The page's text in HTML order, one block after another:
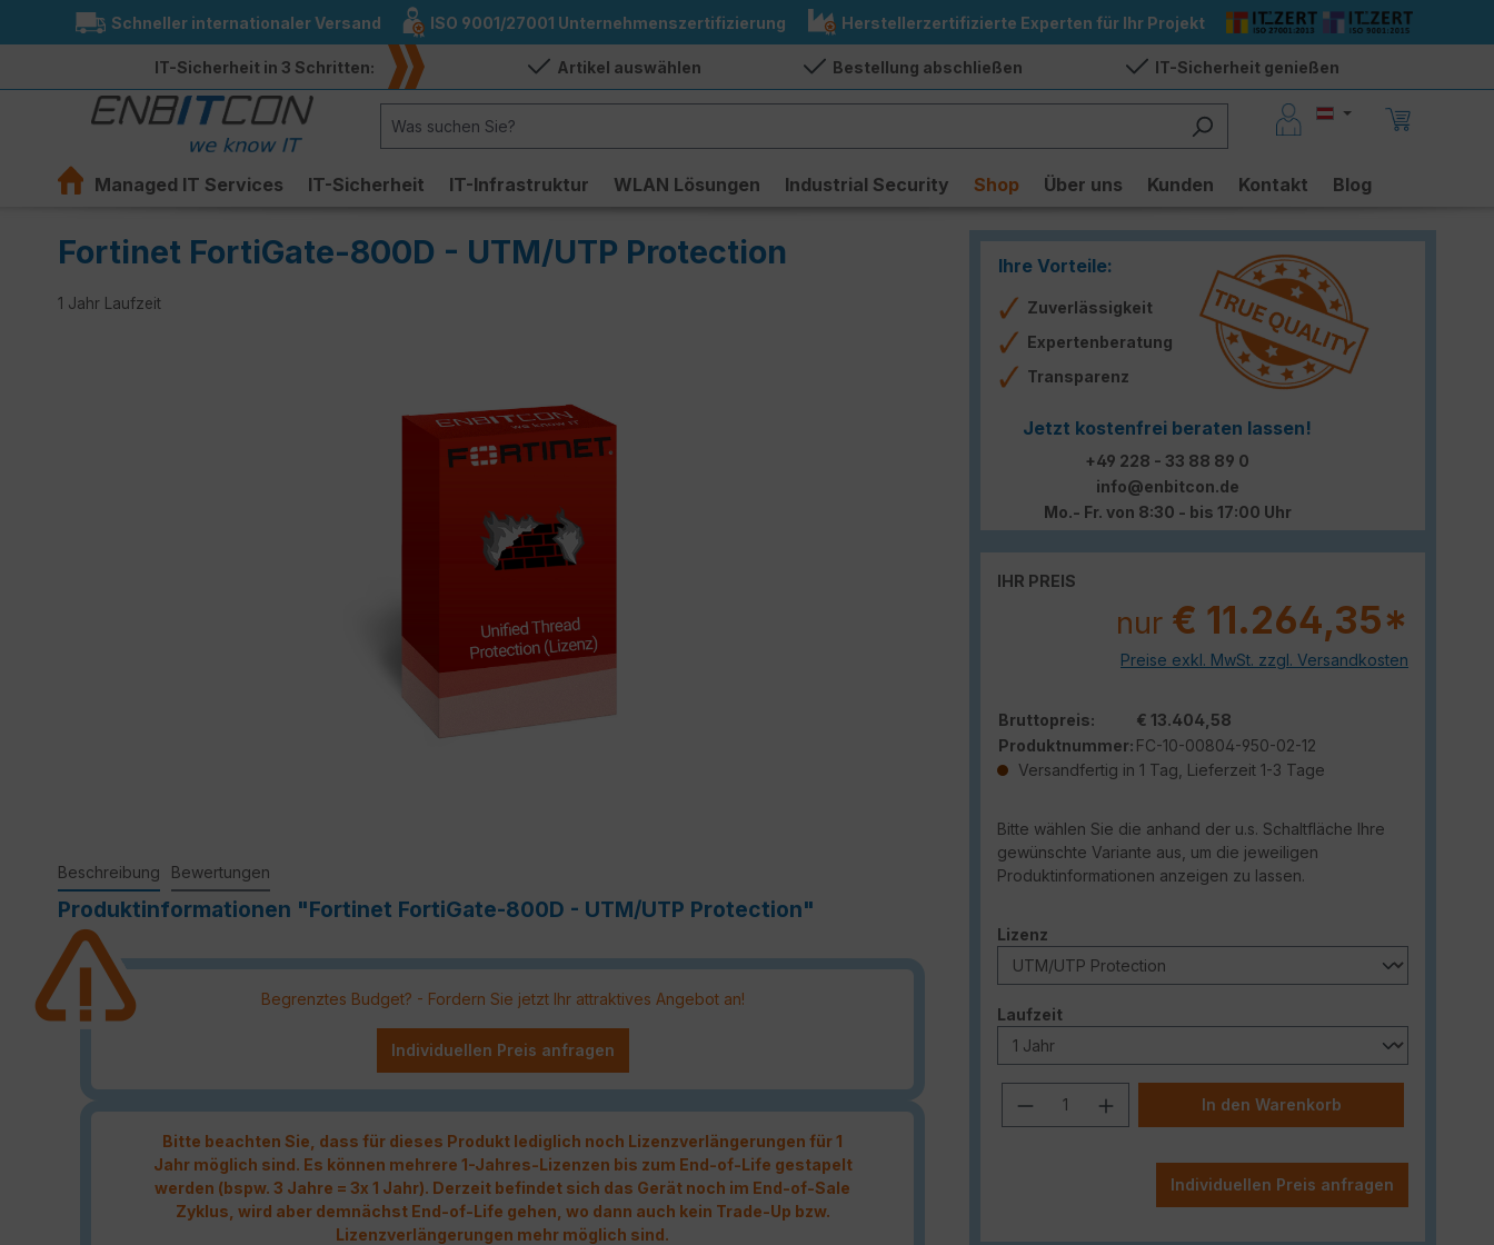
Zur Hauptnavigation springen
Schneller internationaler Versand ISO 9001/27001 Unternehmenszertifizierung Herstellerzertifizierte Experten für Ihr Projekt
IT-Sicherheit in 3 Schritten: Artikel auswählen Bestellung abschließen IT-Sicherheit genießen
Managed IT Services IT-Sicherheit IT-Infrastruktur WLAN Lösungen Industrial Security Shop Über uns Kunden Kontakt Blog
Fortinet FortiGate-800D - UTM/UTP Protection
1 Jahr Laufzeit
Ihre Vorteile:
Zuverlässigkeit
Expertenberatung
Transparenz
Jetzt kostenfrei beraten lassen!
+49 228 - 33 88 89 0
info@enbitcon.de
Mo.- Fr. von 8:30 - bis 17:00 Uhr
IHR PREIS
nur € 11.264,35*
Preise exkl. MwSt. zzgl. Versandkosten
Bruttopreis:
€ 13.404,58
Produktnummer: FC-10-00804-950-02-12
Versandfertig in 1 Tag, Lieferzeit 1-3 Tage
Bitte wählen Sie die anhand der u.s. Schaltfläche Ihre
gewünschte Variante aus, um die jeweiligen
Produktinformationen anzeigen zu lassen.
Lizenz
Laufzeitauswählen
Produkt Anzahl: Gib den
In den Warenkorb
Individuellen Preis anfragen
Beschreibung Bewertungen
Produktinformationen "Fortinet FortiGate-800D - UTM/UTP Protection"
Begrenztes Budget? - Fordern Sie jetzt Ihr attraktives Angebot an!
Individuellen Preis anfragen
Bitte beachten Sie, dass für dieses Produkt lediglich noch Lizenzverlängerungen für 1
Jahr möglich sind. Es können mehrere 1-Jahres-Lizenzen bis zum End-of-Life gestapelt
werden (bspw. 3 Jahre = 3x 1 Jahr). Derzeit befindet sich das Gerät noch im End-of-Sale
Zyklus, wird aber demnächst End-of-Life gehen, wo dann auch kein Trade-Up bzw.
Lizenzverlängerungen mehr möglich sind.